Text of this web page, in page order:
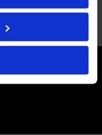
comunității din care